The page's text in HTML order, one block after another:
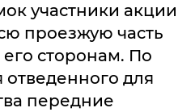
участники акции
проезжую часть
сторонам. По
для
передние